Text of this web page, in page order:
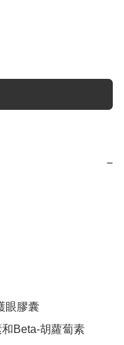
−
眼膠囊
Beta-胡蘿蔔素